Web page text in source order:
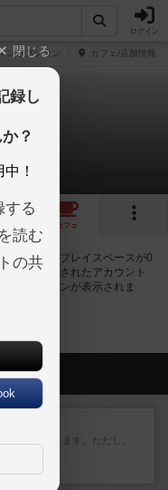
ログイン
ンセプション カフェ/店舗情報
ン
提供中
カフェ
ムカフェ・プレイスペースが0
府県が設定されたアカウント
り込むボタンが表示されま
投稿
て街づくりします。ただし、
間にあ...
閉じる
録し
？
！
する
読む
の共